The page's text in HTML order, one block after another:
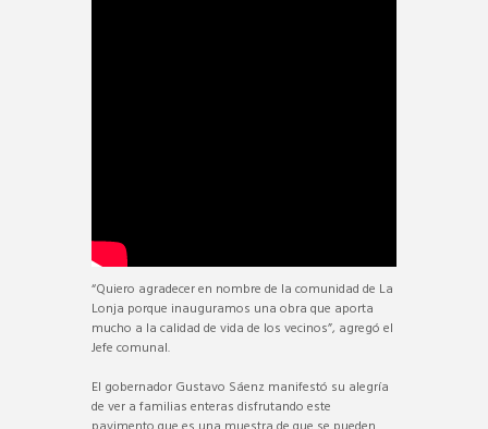
“Quiero agradecer en nombre de la comunidad de La
Lonja porque inauguramos una obra que aporta
mucho a la calidad de vida de los vecinos”, agregó el
Jefe comunal.
El gobernador Gustavo Sáenz manifestó su alegría
de ver a familias enteras disfrutando este